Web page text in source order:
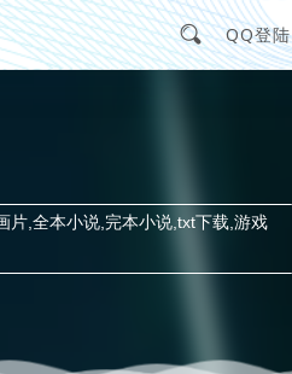
QQ登陆
片,全本小说,完本小说,txt下载,游戏